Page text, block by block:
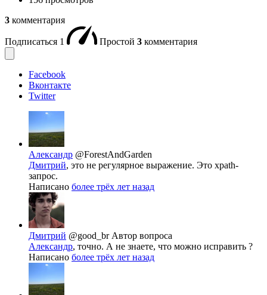
3 комментария
Подписаться 1 Простой 3 комментария
Facebook
Вконтакте
Twitter
Александр @ForestAndGarden
Дмитрий, это не регулярное выражение. Это xpath-
запрос.
Написано более трёх лет назад
Дмитрий @good_br Автор вопроса
Александр, точно. А не знаете, что можно исправить ?
Написано более трёх лет назад